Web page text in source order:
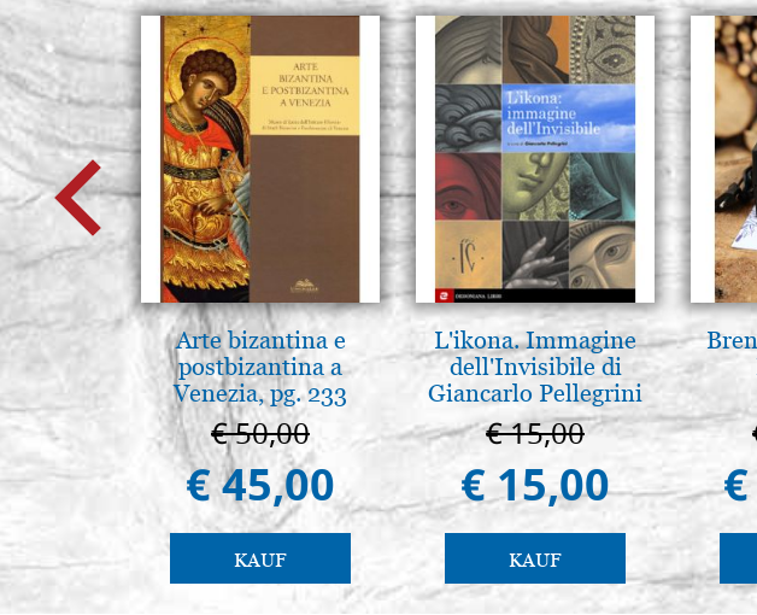
Arte bizantina e
postbizantina a
Venezia, pg. 233
€ 50,00
€ 45,00
KAUF
L'ikona. Immagine
dell'Invisibile di
Giancarlo Pellegrini
€ 15,00
€ 15,00
KAUF